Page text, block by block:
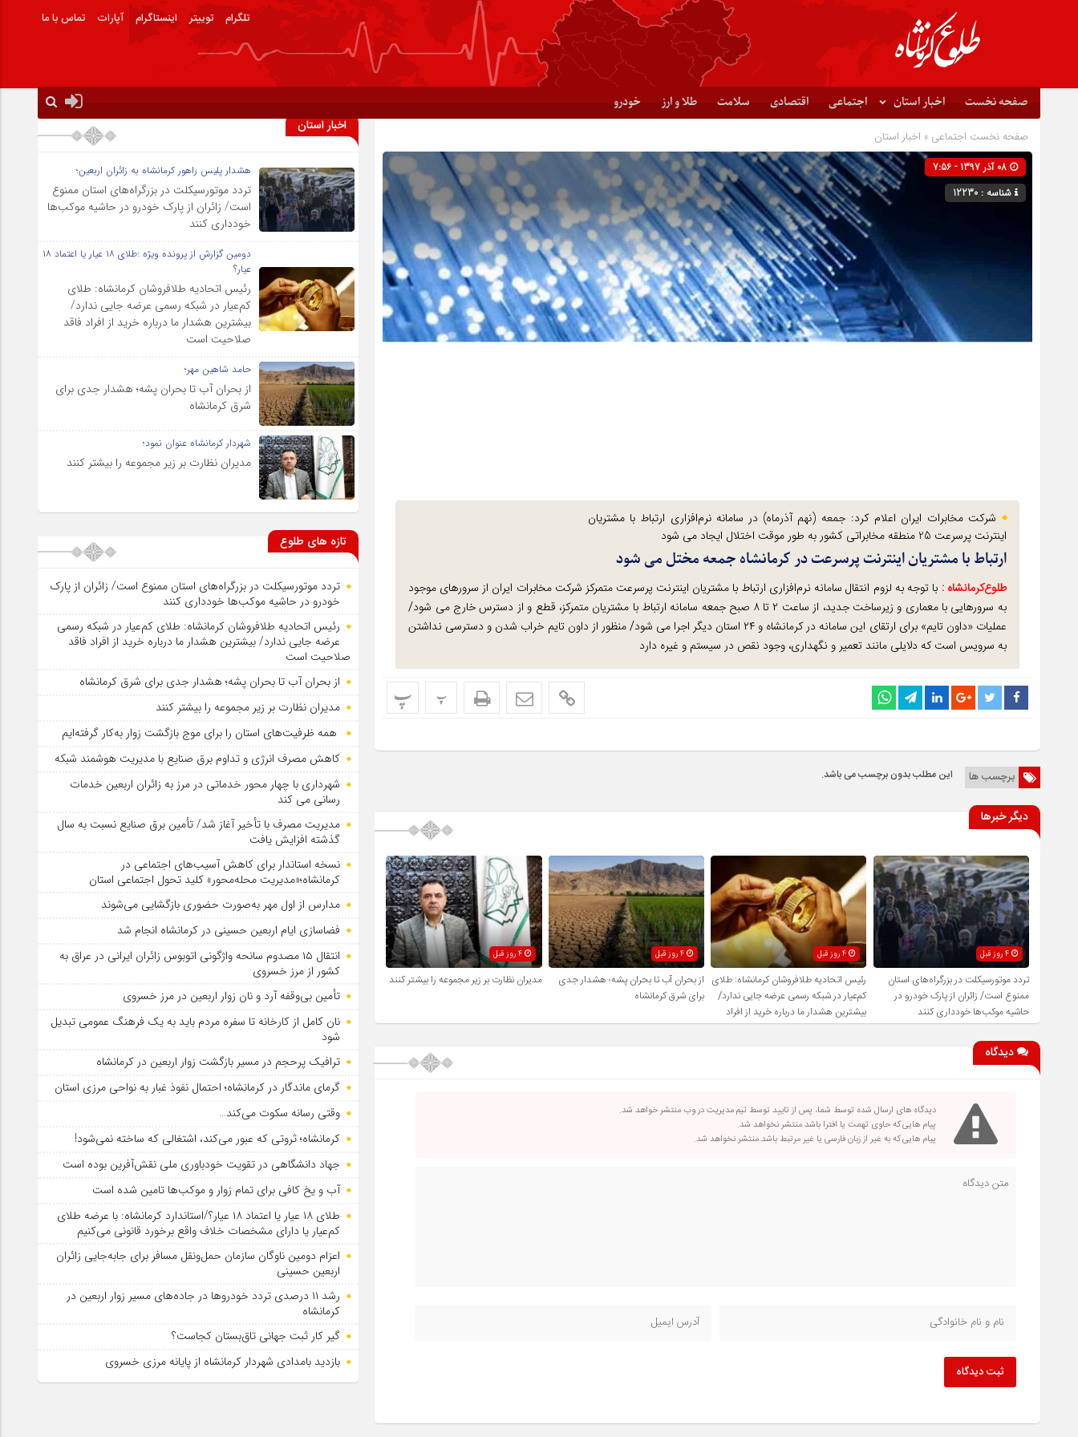
تلگرام توییتر اینستاگرام آپارات تماس با ما
صفحه نخست اخبار استان اجتماعی اقتصادی سلامت طلا و ارز خودرو
صفحه نخست اجتماعی » اخبار استان
شناسه : 12230
شرکت مخابرات ایران اعلام کرد: جمعه (نهم آذرماه) در سامانه نرم‌افزاری ارتباط با مشتریان
اینترنت پرسرعت 25 منطقه مخابراتی کشور به طور موقت اختلال ایجاد می شود
ارتباط با مشتریان اینترنت پرسرعت در کرمانشاه جمعه مختل می شود
طلوع‌‌کرمانشاه : با توجه به لزوم انتقال سامانه نرم‌افزاری ارتباط با مشتریان اینترنت پرسرعت متمرکز شرکت مخابرات ایران از سرورهای موجود
به سرورهایی با معماری و زیرساخت جدید، از ساعت ۲ تا ۸ صبح جمعه سامانه ارتباط با مشتریان متمرکز، قطع و از دسترس خارج می شود/
عملیات «داون تایم» برای ارتقای این سامانه در کرمانشاه و ۲۴ استان دیگر اجرا می شود/ منظور از داون تایم خراب شدن و دسترسی نداشتن
به سرویس است که دلایلی مانند تعمیر و نگهداری، وجود نقص در سیستم و غیره دارد
پ پ
برچسب ها این مطلب بدون برچسب می باشد.
دیگر خبرها
4 روز قبل
تردد موتورسیکلت در بزرگراه‌های استان
ممنوع است/ زائران از پارک خودرو در
حاشیه موکب‌ها خودداری کنند
4 روز قبل
رئیس اتحادیه طلافروشان کرمانشاه: طلای
کم‌عیار در شبکه رسمی عرضه جایی ندارد/
بیشترین هشدار ما درباره خرید از افراد
فاقد صلاحیت است
4 روز قبل
از بحران آب تا بحران پشه؛ هشدار جدی
برای شرق کرمانشاه
4 روز قبل
مدیران نظارت بر زیر مجموعه را بیشتر کنند
دیدگاه
دیدگاه های ارسال شده توسط شما، پس از تایید توسط تیم مدیریت در وب منتشر خواهد شد.
پیام هایی که حاوی تهمت یا افترا باشد منتشر نخواهد شد.
پیام هایی که به غیر از زبان فارسی یا غیر مرتبط باشد منتشر نخواهد شد.
ثبت دیدگاه
اخبار استان
هشدار پلیس راهور کرمانشاه به زائران اربعین؛
تردد موتورسیکلت در بزرگراه‌های استان ممنوع
است/ زائران از پارک خودرو در حاشیه موکب‌ها
خودداری کنند
دومین گزارش از پرونده ویژه :طلای ۱۸ عیار یا اعتماد ۱۸
عیار؟
رئیس اتحادیه طلافروشان کرمانشاه: طلای
کم‌عیار در شبکه رسمی عرضه جایی ندارد/
بیشترین هشدار ما درباره خرید از افراد فاقد
صلاحیت است
حامد شاهین مهر؛
از بحران آب تا بحران پشه؛ هشدار جدی برای
شرق کرمانشاه
شهردار کرمانشاه عنوان نمود؛
مدیران نظارت بر زیر مجموعه را بیشتر کنند
تازه های طلوع
تردد موتورسیکلت در بزرگراه‌های استان ممنوع است/ زائران از پارک
خودرو در حاشیه موکب‌ها خودداری کنند
رئیس اتحادیه طلافروشان کرمانشاه: طلای کم‌عیار در شبکه رسمی
عرضه جایی ندارد/ بیشترین هشدار ما درباره خرید از افراد فاقد
صلاحیت است
از بحران آب تا بحران پشه؛ هشدار جدی برای شرق کرمانشاه
مدیران نظارت بر زیر مجموعه را بیشتر کنند
همه ظرفیت‌های استان را برای موج بازگشت زوار به‌کار گرفته‌ایم
کاهش مصرف انرژی و تداوم برق صنایع با مدیریت هوشمند شبکه
شهرداری با چهار محور خدماتی در مرز به زائران اربعین خدمات
رسانی می کند
مدیریت مصرف با تأخیر آغاز شد/ تأمین برق صنایع نسبت به سال
گذشته افزایش یافت
نسخه استاندار برای کاهش آسیب‌های اجتماعی در
کرمانشاه؛«مدیریت محله‌محور» کلید تحول اجتماعی استان
مدارس از اول مهر به‌صورت حضوری بازگشایی می‌شوند
فضاسازی ایام اربعین حسینی در کرمانشاه انجام شد
انتقال ۱۵ مصدوم سانحه واژگونی اتوبوس زائران ایرانی در عراق به
کشور از مرز خسروی
تأمین بی‌وقفه آرد و نان زوار اربعین در مرز خسروی
نان کامل از کارخانه تا سفره مردم باید به یک فرهنگ عمومی تبدیل
شود
ترافیک پرحجم در مسیر بازگشت زوار اربعین در کرمانشاه
گرمای ماندگار در کرمانشاه؛ احتمال نفوذ غبار به نواحی مرزی استان
وقتی رسانه سکوت می‌کند…
کرمانشاه؛ ثروتی که عبور می‌کند، اشتغالی که ساخته نمی‌شود!
جهاد دانشگاهی در تقویت خودباوری ملی نقش‌آفرین بوده است
آب و یخ کافی برای تمام زوار و موکب‌ها تامین شده است
طلای ۱۸ عیار یا اعتماد ۱۸ عیار؟/استاندارد کرمانشاه: با عرضه طلای
کم‌عیار یا دارای مشخصات خلاف واقع برخورد قانونی می‌کنیم
اعزام دومین ناوگان سازمان حمل‌ونقل مسافر برای جابه‌جایی زائران
اربعین حسینی
رشد ۱۱ درصدی تردد خودروها در جاده‌های مسیر زوار اربعین در
کرمانشاه
گیر کار ثبت جهانی تاق‌بستان کجاست؟
بازدید بامدادی شهردار کرمانشاه از پایانه مرزی خسروی